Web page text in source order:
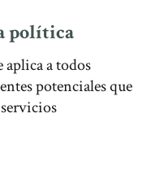
política
a todos
potenciales que